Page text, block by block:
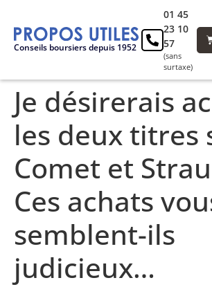
Conseils boursiers depuis 1952
01 45
23 10
57
(sans
surtaxe)
Je désirerais
les deux titres
Comet et
Ces achats
semblent-ils
judicieux…